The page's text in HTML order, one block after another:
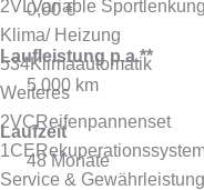
2VLVariable Sportlenkung
Klima/ Heizung
534Klimaautomatik
Weiteres
2VCReifenpannenset
1CE
Service &
0,00 €
Laufleistung p.a.**
5.000 km
Laufzeit
48 Monate